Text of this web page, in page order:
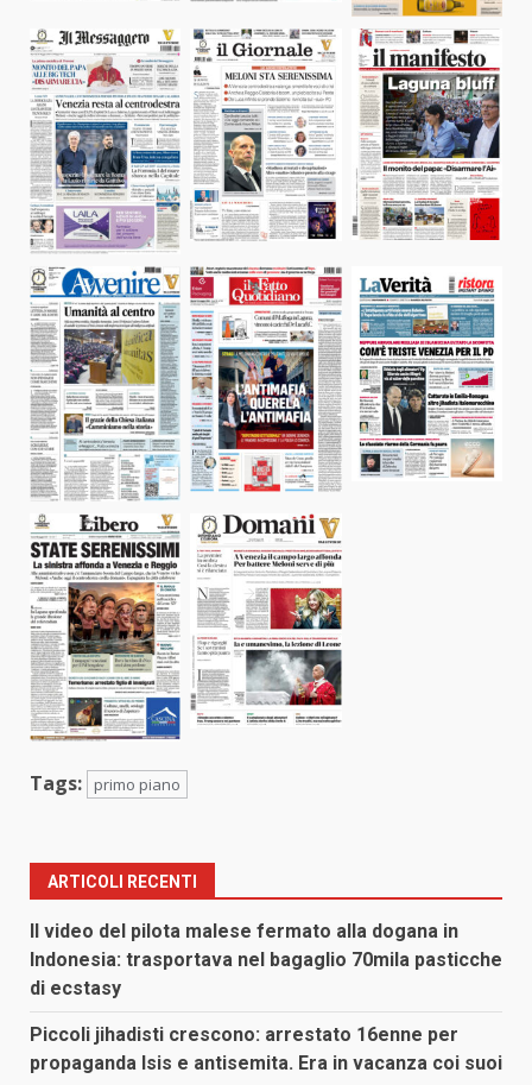
Tags: primo piano
ARTICOLI RECENTI
Il video del pilota malese fermato alla dogana in
Indonesia: trasportava nel bagaglio 70mila pasticche
di ecstasy
Piccoli jihadisti crescono: arrestato 16enne per
propaganda Isis e antisemita. Era in vacanza coi suoi